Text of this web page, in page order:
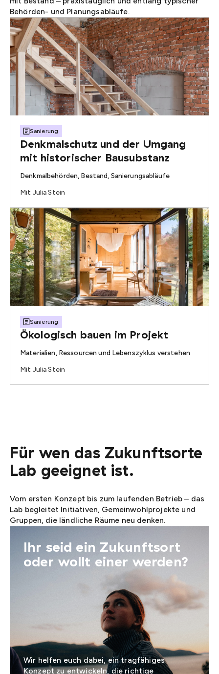
Behörden- und Planungsabläufe.
Sanierung
Denkmalschutz und der Umgang
mit historischer Bausubstanz
Denkmalbehörden, Bestand, Sanierungsabläufe
Mit Julia Stein
Sanierung
Ökologisch bauen im Projekt
Materialien, Ressourcen und Lebenszyklus verstehen
Mit Julia Stein
Für wen das Zukunftsorte
Lab geeignet ist.
Vom ersten Konzept bis zum laufenden Betrieb – das
Lab begleitet Initiativen, Gemeinwohlprojekte und
Gruppen, die ländliche Räume neu denken.
Ihr seid ein Zukunftsort
oder wollt einer werden?
Wir helfen euch dabei, ein tragfähiges
Konzept zu entwickeln, die richtige